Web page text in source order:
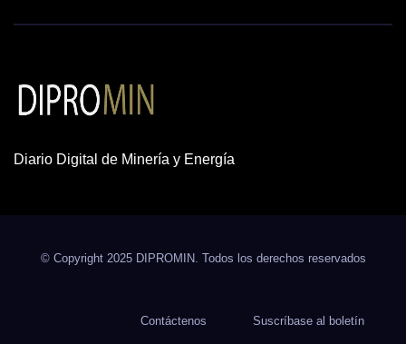
Diario Digital de Minería y Energía
© Copyright 2025 DIPROMIN. Todos los derechos reservados
Contáctenos Suscríbase al boletín